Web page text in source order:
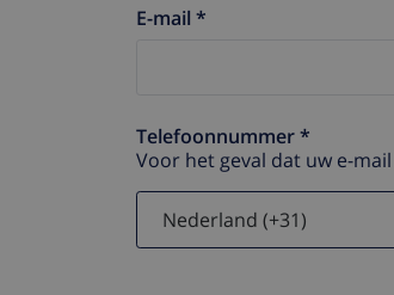
E-mail *
Telefoonnummer *
Voor het geval dat uw e-